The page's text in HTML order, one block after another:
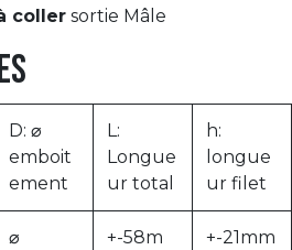
coller sortie Mâle
D: ⌀
emboit
ement
L:
Longue
ur total
h:
longue
ur filet
⌀
+-58m
+-21mm